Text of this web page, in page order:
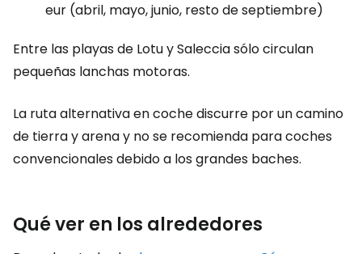
eur (abril, mayo, junio, resto de septiembre)
Entre las playas de Lotu y Saleccia sólo circulan
pequeñas lanchas motoras.
La ruta alternativa en coche discurre por un camino
de tierra y arena y no se recomienda para coches
convencionales debido a los grandes baches.
Qué ver en los alrededores